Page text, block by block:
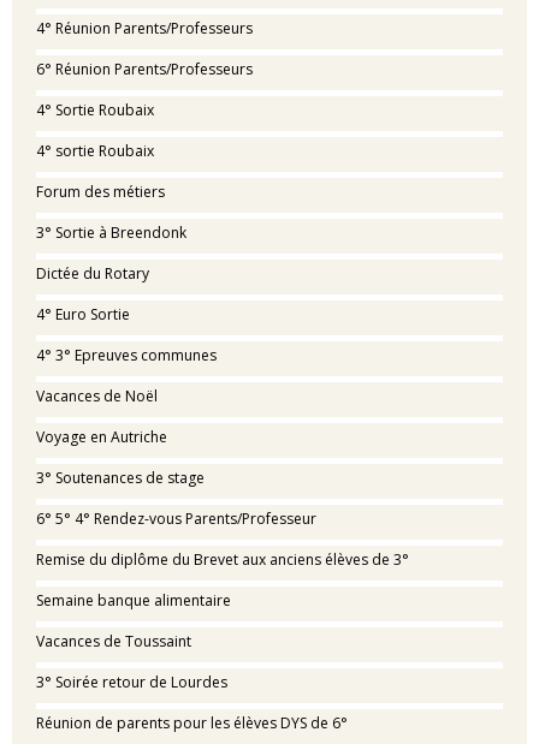
4° Réunion Parents/Professeurs
6° Réunion Parents/Professeurs
4° Sortie Roubaix
4° sortie Roubaix
Forum des métiers
3° Sortie à Breendonk
Dictée du Rotary
4° Euro Sortie
4° 3° Epreuves communes
Vacances de Noël
Voyage en Autriche
3° Soutenances de stage
6° 5° 4° Rendez-vous Parents/Professeur
Remise du diplôme du Brevet aux anciens élèves de 3°
Semaine banque alimentaire
Vacances de Toussaint
3° Soirée retour de Lourdes
Réunion de parents pour les élèves DYS de 6°